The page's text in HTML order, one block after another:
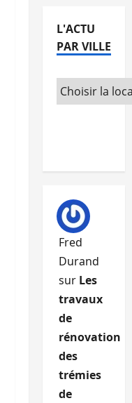
L'ACTU
PAR VILLE
Fred
Durand
sur Les
travaux
de
rénovation
des
trémies
de